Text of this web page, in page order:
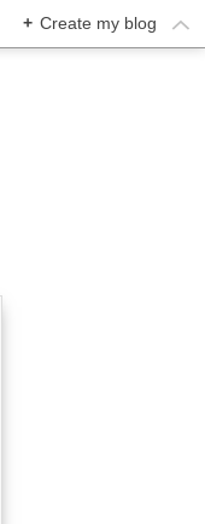
+ Create my blog